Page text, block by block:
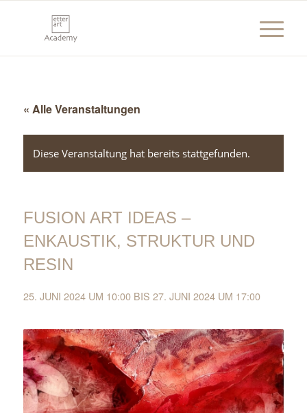
« Alle Veranstaltungen
Diese Veranstaltung hat bereits stattgefunden.
FUSION ART IDEAS –
ENKAUSTIK, STRUKTUR UND
RESIN
25. JUNI 2024 UM 10:00BIS 27. JUNI 2024 UM 17:00